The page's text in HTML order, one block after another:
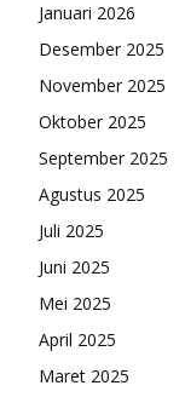
Januari 2026
Desember 2025
November 2025
Oktober 2025
September 2025
Agustus 2025
Juli 2025
Juni 2025
Mei 2025
April 2025
Maret 2025